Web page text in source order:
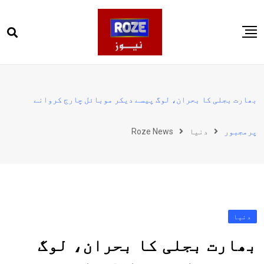
to
پاکستان
کھیل
بھارت بجلی کا بحران، لوگ پیسے دیکر موبائل چارج کروانے
پرمجبور دنیا Roze News
دنیا
بھارت بجلی کا بحران، لوگ